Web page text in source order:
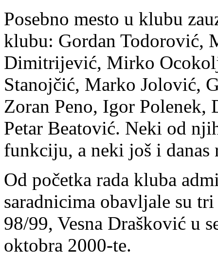
Posebno mesto u klubu
klubu: Gordan Todorović,
Dimitrijević, Mirko
Stanojčić, Marko Jolović,
Zoran Peno, Igor Polenek,
Petar Beatović. Neki od
funkciju, a neki još i danas
Od početka rada kluba
saradnicima obavljale su
98/99, Vesna Drašković u
oktobra 2000-te.